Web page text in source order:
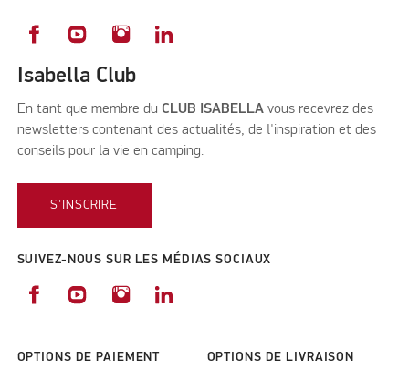
Isabella Club
En tant que membre du CLUB ISABELLA vous recevrez des
newsletters contenant des actualités, de l'inspiration et des
conseils pour la vie en camping.
S'INSCRIRE
SUIVEZ-NOUS SUR LES MÉDIAS SOCIAUX
OPTIONS DE PAIEMENT OPTIONS DE LIVRAISON